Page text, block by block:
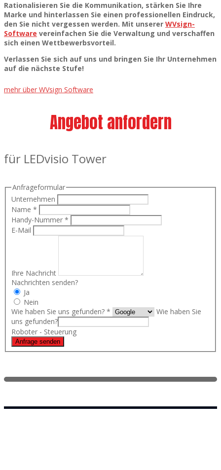
Rationalisieren Sie die Kommunikation, stärken Sie Ihre
Marke und hinterlassen Sie einen professionellen Eindruck,
den Sie nicht vergessen werden. Mit unserer WVsign-
Software vereinfachen Sie die Verwaltung und verschaffen
sich einen Wettbewerbsvorteil.
Verlassen Sie sich auf uns und bringen Sie Ihr Unternehmen
auf die nächste Stufe!
mehr über WVsign Software
Angebot anfordern
für LEDvisio Tower
Anfrageformular
Unternehmen
Name *
Handy-Nummer *
E-Mail
Ihre Nachricht
Nachrichten senden?
Ja
Nein
Wie haben Sie uns gefunden? *
Wie haben Sie
uns gefunden?
Roboter - Steuerung
Anfrage senden